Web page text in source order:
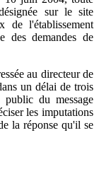
sur le site
de l'établissement
des demandes de
au directeur de
un délai de trois
du message
les imputations
la réponse qu'il se